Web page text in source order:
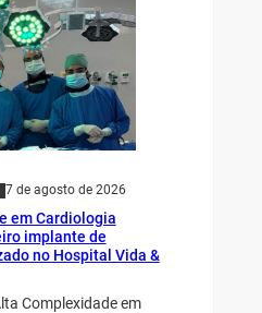
7 de agosto de 2026
em Cardiologia
implante de
no Hospital Vida &
Complexidade em